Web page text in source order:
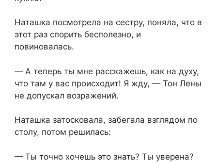
Наташка посмотрела на сестру, поняла, что в
этот раз спорить бесполезно, и
повиновалась.
— А теперь ты мне расскажешь, как на духу,
что там у вас происходит! Я жду, — Тон Лены
не допускал возражений.
Наташка затосковала, забегала взглядом по
столу, потом решилась:
— Ты точно хочешь это знать? Ты уверена?